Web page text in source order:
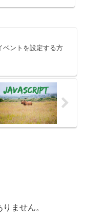
ベントを設定する方
ません。